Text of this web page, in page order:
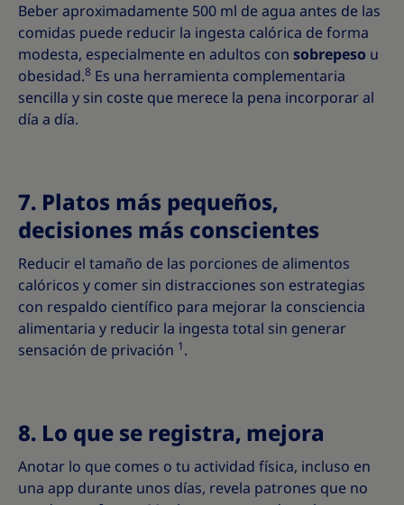
Beber aproximadamente 500 ml de agua antes de las
comidas puede reducir la ingesta calórica de forma
modesta, especialmente en adultos con sobrepeso u
obesidad.8 Es una herramienta complementaria
sencilla y sin coste que merece la pena incorporar al
día a día.
7. Platos más pequeños,
decisiones más conscientes
Reducir el tamaño de las porciones de alimentos
calóricos y comer sin distracciones son estrategias
con respaldo científico para mejorar la consciencia
alimentaria y reducir la ingesta total sin generar
sensación de privación 1.
8. Lo que se registra, mejora
Anotar lo que comes o tu actividad física, incluso en
una app durante unos días, revela patrones que no